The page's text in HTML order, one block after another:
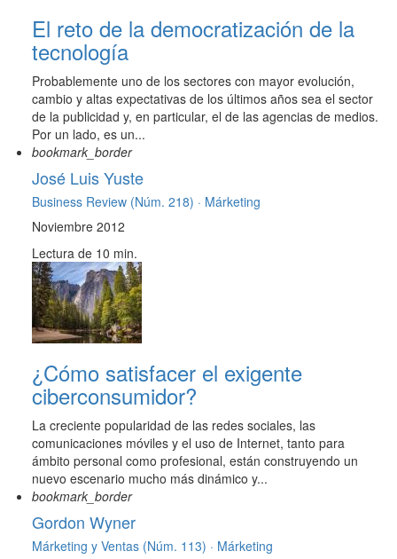
El reto de la democratización de la
tecnología
Probablemente uno de los sectores con mayor evolución,
cambio y altas expectativas de los últimos años sea el sector
de la publicidad y, en particular, el de las agencias de medios.
Por un lado, es un...
bookmark_border
José Luis Yuste
Business Review (Núm. 218) · Márketing
Noviembre 2012
Lectura de 10 min.
¿Cómo satisfacer el exigente
ciberconsumidor?
La creciente popularidad de las redes sociales, las
comunicaciones móviles y el uso de Internet, tanto para
ámbito personal como profesional, están construyendo un
nuevo escenario mucho más dinámico y...
bookmark_border
Gordon Wyner
Márketing y Ventas (Núm. 113) · Márketing